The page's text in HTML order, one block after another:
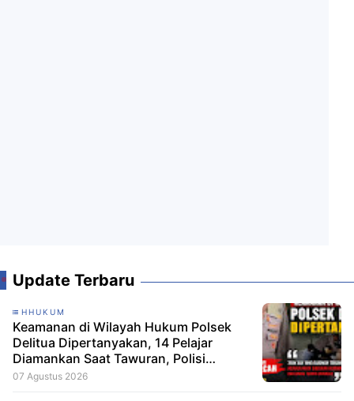
Update Terbaru
HHUKUM
Keamanan di Wilayah Hukum Polsek
Delitua Dipertanyakan, 14 Pelajar
Diamankan Saat Tawuran, Polisi
Pastikan Tak Ada Tersangka
07 Agustus 2026